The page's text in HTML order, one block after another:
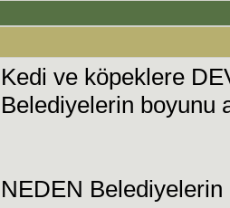
Kedi ve köpeklere
Belediyelerin boyunu
NEDEN